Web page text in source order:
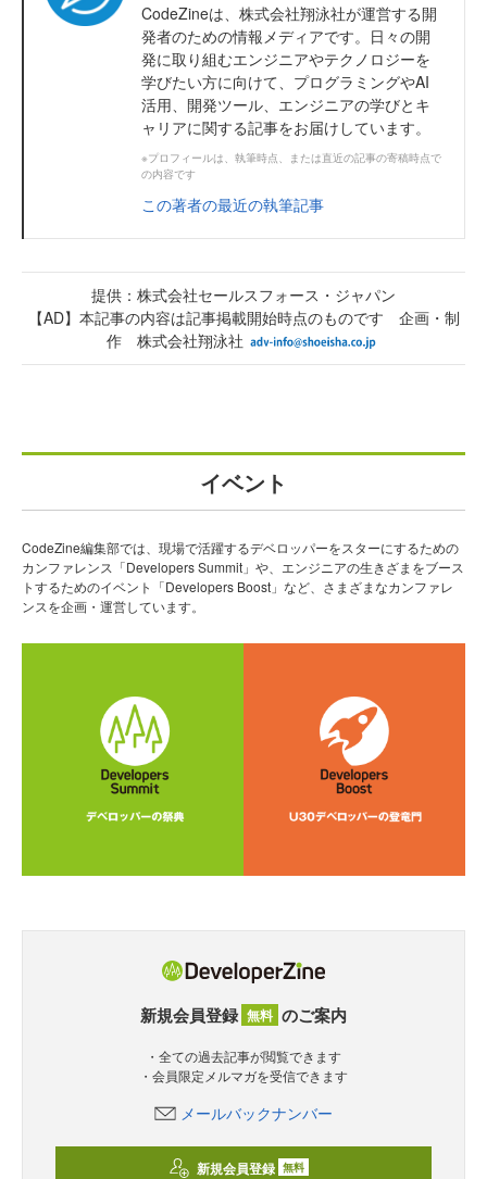
CodeZineは、株式会社翔泳社が運営する開
発者のための情報メディアです。日々の開
発に取り組むエンジニアやテクノロジーを
学びたい方に向けて、プログラミングやAI
活用、開発ツール、エンジニアの学びとキ
ャリアに関する記事をお届けしています。
※プロフィールは、執筆時点、または直近の記事の寄稿時点で
の内容です
この著者の最近の執筆記事
提供：株式会社セールスフォース・ジャパン
【AD】本記事の内容は記事掲載開始時点のものです 企画・制
作 株式会社翔泳社
イベント
CodeZine編集部では、現場で活躍するデベロッパーをスターにするための
カンファレンス「Developers Summit」や、エンジニアの生きざまをブース
トするためのイベント「Developers Boost」など、さまざまなカンファレ
ンスを企画・運営しています。
新規会員登録 無料 のご案内
・全ての過去記事が閲覧できます
・会員限定メルマガを受信できます
メールバックナンバー
新規会員登録 無料